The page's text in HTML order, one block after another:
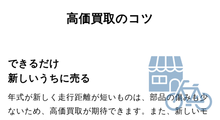
高価買取のコツ
できるだけ
新しいうちに売る
年式が新しく走行距離が短いものは、部品の傷みも少
ないため、高価買取が期待できます。また、新しいモ